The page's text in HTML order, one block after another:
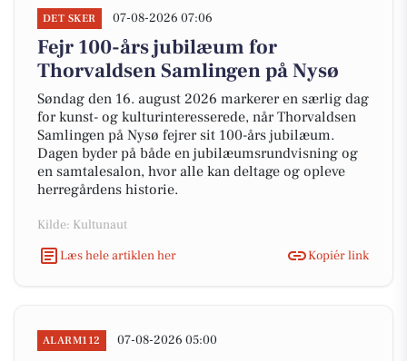
DET SKER 07-08-2026 07:06
Fejr 100-års jubilæum for
Thorvaldsen Samlingen på Nysø
Søndag den 16. august 2026 markerer en særlig dag
for kunst- og kulturinteresserede, når Thorvaldsen
Samlingen på Nysø fejrer sit 100-års jubilæum.
Dagen byder på både en jubilæumsrundvisning og
en samtalesalon, hvor alle kan deltage og opleve
herregårdens historie.
Kilde: Kultunaut
Læs hele artiklen her
Kopiér link
ALARM112 07-08-2026 05:00